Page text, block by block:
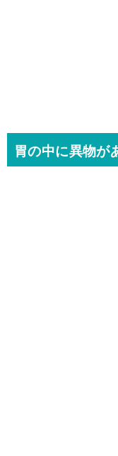
胃の中に異物が